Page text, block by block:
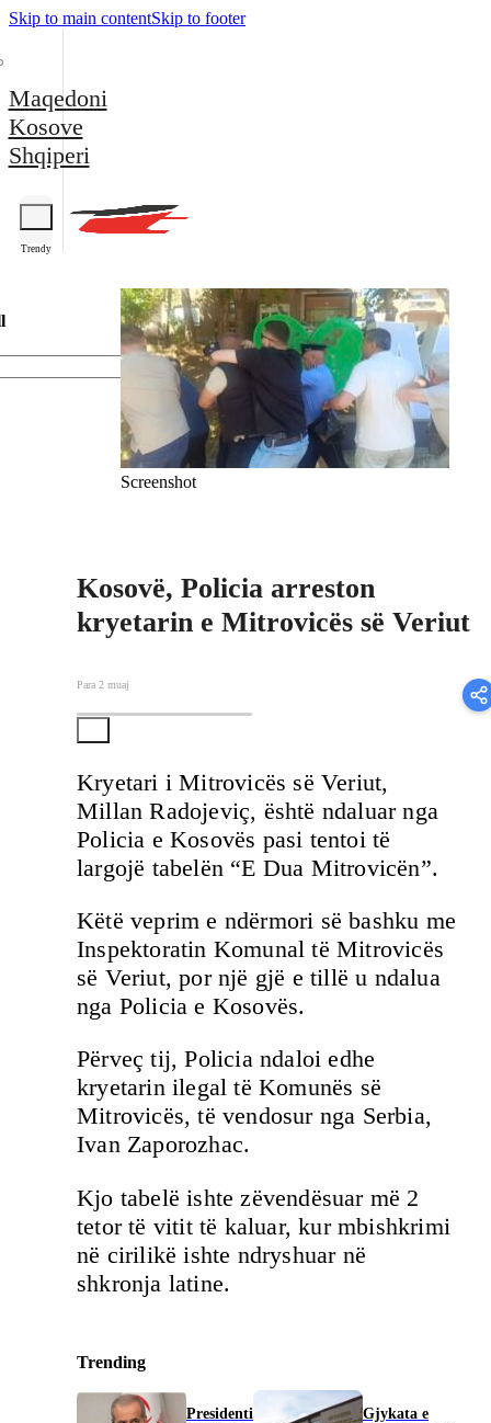
Skip to main contentSkip to footer
Maqedoni
Kosove
Shqiperi
Trendy
Screenshot
Kosovë, Policia arreston
kryetarin e Mitrovicës së Veriut
Para 2 muaj
Kryetari i Mitrovicës së Veriut,
Millan Radojeviç, është ndaluar nga
Policia e Kosovës pasi tentoi të
largojë tabelën “E Dua Mitrovicën”.
Këtë veprim e ndërmori së bashku me
Inspektoratin Komunal të Mitrovicës
së Veriut, por një gjë e tillë u ndalua
nga Policia e Kosovës.
Përveç tij, Policia ndaloi edhe
kryetarin ilegal të Komunës së
Mitrovicës, të vendosur nga Serbia,
Ivan Zaporozhac.
Kjo tabelë ishte zëvendësuar më 2
tetor të vitit të kaluar, kur mbishkrimi
në cirilikë ishte ndryshuar në
shkronja latine.
Trending
Presidenti
Gjykata e